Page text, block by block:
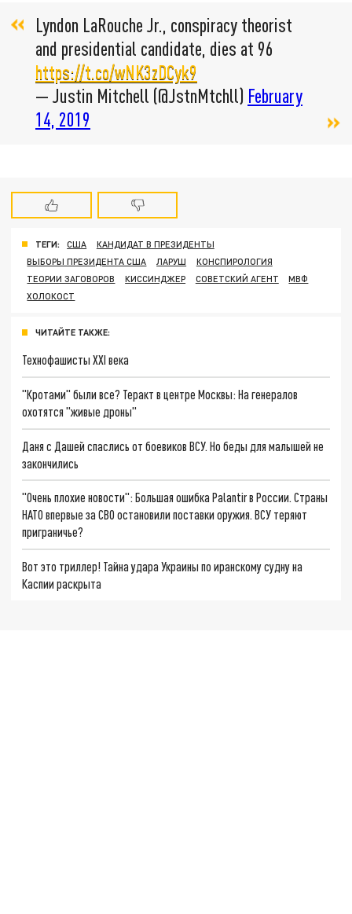
Lyndon LaRouche Jr., conspiracy theorist
and presidential candidate, dies at 96
https://t.co/wNK3zDCyk9
— Justin Mitchell (@JstnMtchll) February
14, 2019
ТЕГИ: США
КАНДИДАТ В ПРЕЗИДЕНТЫ
ВЫБОРЫ ПРЕЗИДЕНТА США
ЛАРУШ
КОНСПИРОЛОГИЯ
ТЕОРИИ ЗАГОВОРОВ
КИССИНДЖЕР СОВЕТСКИЙ АГЕНТ
МВФ
ХОЛОКОСТ
ЧИТАЙТЕ ТАКЖЕ:
Технофашисты XXI века
"Кротами" были все? Теракт в центре Москвы: На генералов
охотятся "живые дроны"
Даня с Дашей спаслись от боевиков ВСУ. Но беды для малышей не
закончились
"Очень плохие новости": Большая ошибка Palantir в России. Страны
НАТО впервые за СВО остановили поставки оружия. ВСУ теряют
приграничье?
Вот это триллер! Тайна удара Украины по иранскому судну на
Каспии раскрыта